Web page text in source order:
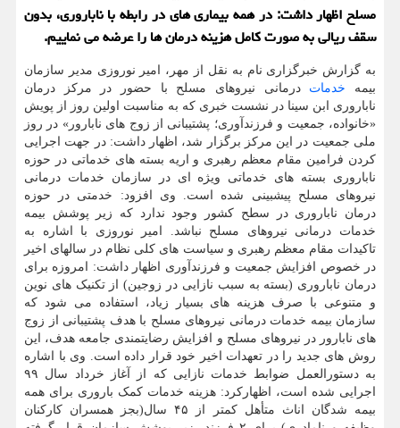
مسلح اظهار داشت: در همه بیماری های در رابطه با ناباروری، بدون
سقف ریالی به صورت کامل هزینه درمان ها را عرضه می نماییم.
به گزارش خبرگزاری نام به نقل از مهر، امیر نوروزی مدیر سازمان
بیمه خدمات درمانی نیروهای مسلح با حضور در مرکز درمان
ناباروری ابن سینا در نشست خبری که به مناسبت اولین روز از پویش
«خانواده، جمعیت و فرزندآوری؛ پشتیبانی از زوج های نابارور» در روز
ملی جمعیت در این مرکز برگزار شد، اظهار داشت: در جهت اجرایی
کردن فرامین مقام معظم رهبری و اریه بسته های خدماتی در حوزه
ناباروری بسته های خدماتی ویژه ای در سازمان خدمات درمانی
نیروهای مسلح پیشبینی شده است. وی افزود: خدمتی در حوزه
درمان ناباروری در سطح کشور وجود ندارد که زیر پوشش بیمه
خدمات درمانی نیروهای مسلح نباشد. امیر نوروزی با اشاره به
تاکیدات مقام معظم رهبری و سیاست های کلی نظام در سالهای اخیر
در خصوص افزایش جمعیت و فرزندآوری اظهار داشت: امروزه برای
درمان ناباروری (بسته به سبب نازایی در زوجین) از تکنیک های نوین
و متنوعی با صرف هزینه های بسیار زیاد، استفاده می شود که
سازمان بیمه خدمات درمانی نیروهای مسلح با هدف پشتیبانی از زوج
های نابارور در نیروهای مسلح و افزایش رضایتمندی جامعه هدف، این
روش های جدید را در تعهدات اخیر خود قرار داده است. وی با اشاره
به دستورالعمل ضوابط خدمات نازایی که از آغاز خرداد سال ۹۹
اجرایی شده است، اظهارکرد: هزینه خدمات کمک باروری برای همه
بیمه شدگان اناث متأهل کمتر از ۴۵ سال(بجز همسران کارکنان